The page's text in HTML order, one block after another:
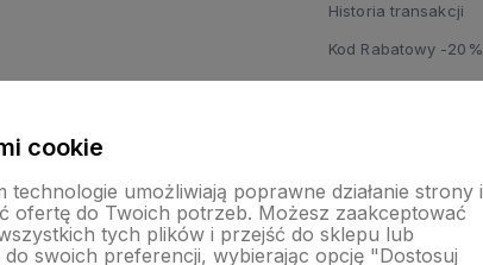
Historia transakcji
Kod Rabatowy -20%
cookie
technologie umożliwiają poprawne działanie strony i
ofertę do Twoich potrzeb. Możesz zaakceptować
tych plików i przejść do sklepu lub
swoich preferencji, wybierając opcję "Dostosuj